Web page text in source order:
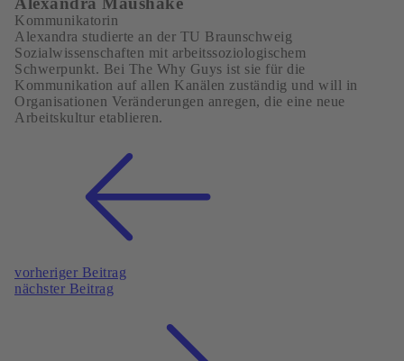
Kommunikatorin
Alexandra studierte an der TU Braunschweig
Sozialwissenschaften mit arbeitssoziologischem
Schwerpunkt. Bei The Why Guys ist sie für die
Kommunikation auf allen Kanälen zuständig und will in
Organisationen Veränderungen anregen, die eine neue
Arbeitskultur etablieren.
vorheriger Beitrag
nächster Beitrag